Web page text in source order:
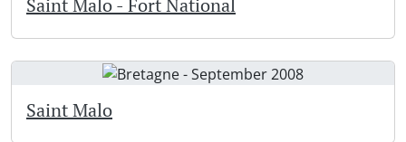
Saint Malo - Fort National
Saint Malo